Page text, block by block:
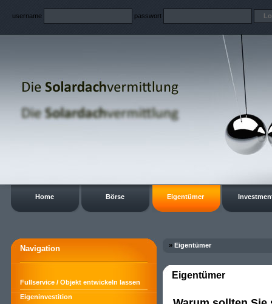
username passwort
Home Börse Eigentümer
Navigation
Fullservice / Objekt entwickeln lassen
Eigeninvestition
» Eigentümer
Eigentümer